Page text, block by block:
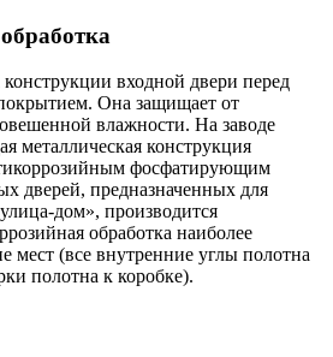
входной двери перед
Она защищает от
влажности. На заводе
металлическая конструкция
фосфатирующим
дверей, предназначенных для
дом», производится
обработка наиболее
мест (все внутренние углы полотна
полотна к коробке).